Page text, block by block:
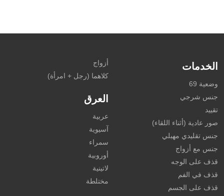
الخدمات
وضعية 69
جنس شرجي
تقييد
صور عادية (أثناء اللقاء)
جنس تقليدي مهبلي
جنس مع أزواج
قذف على الوجه
قذف في الفم
قذف على الجسم
أزواج
كلاهما (رجل + امرأة)
العرق
عربية
آسيوية
سمراء
أوروبية
لاتينية
مختلطة